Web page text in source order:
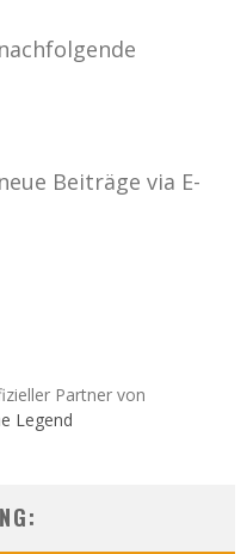
Beiträge via E-
Partner von